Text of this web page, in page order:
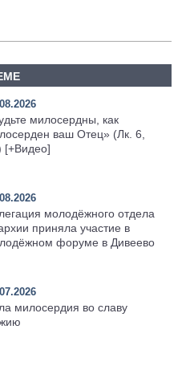
милосердны, как
ваш Отец» (Лк. 6,
[+Видео]
молодёжного отдела
приняла участие в
форуме в Дивеево
милосердия во славу